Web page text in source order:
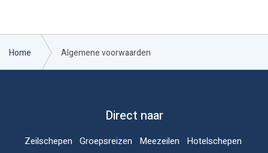
Home Algemene voorwaarden
Direct naar
Zeilschepen Groepsreizen Meezeilen
Hotelschepen